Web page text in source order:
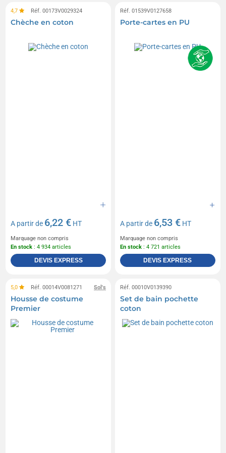
4,7 Réf. 00173V0029324
Chèche en coton
A partir de 6,22 € HT
Marquage non compris
En stock : 4 934 articles
DEVIS EXPRESS
Réf. 01539V0127658
Porte-cartes en PU
A partir de 6,53 € HT
Marquage non compris
En stock : 4 721 articles
DEVIS EXPRESS
Sol's
5,0 Réf. 00014V0081271
Housse de costume
Premier
Réf. 00010V0139390
Set de bain pochette
coton